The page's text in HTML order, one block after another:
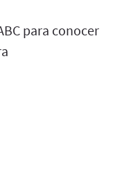
para conocer